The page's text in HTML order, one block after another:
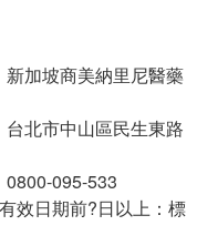
加坡商美納里尼醫藥
北市中山區民生東路
095-533
效日期前?日以上：標